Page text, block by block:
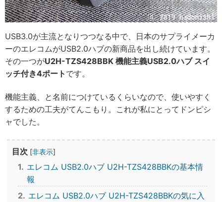
USB3.0が主流となりつつなる中で、日本のサプライメーカ
ーのエレコムがUSB2.0ハブの新商品を出し続けています。
その一つがU2H-TZS428BBK 機能主義USB2.0ハブ スイ
ッチ付き4ポート です。
機能主義、と名前につけているくらいなので、使いやすく
するための工夫がてんこもり。これが私にとってドンピシ
ャでした。
目次 [非表示]
1
エレコム USB2.0ハブ U2H-TZS428BBKの基本情
報
2 エレコム USB2.0ハブ U2H-TZS428BBKの気に入